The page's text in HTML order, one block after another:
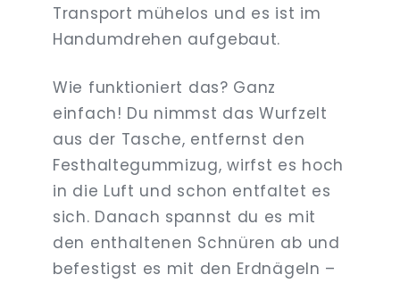
Transport mühelos und es ist im
Handumdrehen aufgebaut.
Wie funktioniert das? Ganz
einfach! Du nimmst das Wurfzelt
aus der Tasche, entfernst den
Festhaltegummizug, wirfst es hoch
in die Luft und schon entfaltet es
sich. Danach spannst du es mit
den enthaltenen Schnüren ab und
befestigst es mit den Erdnägeln –